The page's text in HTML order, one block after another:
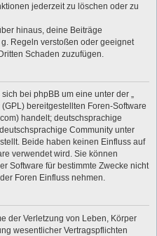
jederzeit zu löschen oder zu
hinaus, deine Beiträge
Regeln verstoßen oder geeignet
Schaden zuzufügen.
bei phpBB um eine unter der „
(GPL) bereitgestellten Foren-Software
handelt; deutschsprachige
Community unter
Beide haben keinen Einfluss auf
verwendet wird. Sie können
Software für bestimmte Zwecke nicht
Foren Einfluss nehmen.
der Verletzung von Leben, Körper
wesentlicher Vertragspflichten